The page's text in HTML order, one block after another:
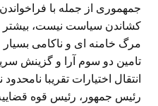
جمهموری از جمله با
کشاندن سیاست نیست، بیشتر
مرگ خامنه ای و ناکامی
تامین دو سوم آرا و گزینش
انتقال اختیارات تقریبا
رئیس جمهور، رئیس قوه